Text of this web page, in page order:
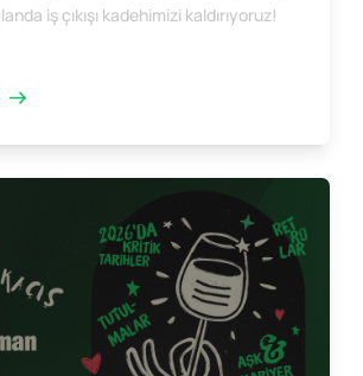
iş çıkışı kadehimizi kaldırıyoruz!